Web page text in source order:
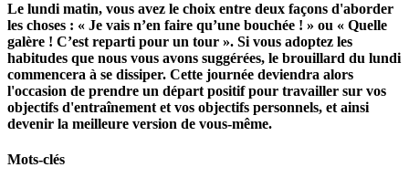
Le lundi matin, vous avez le choix entre deux façons d'aborder
les choses : « Je vais n’en faire qu’une bouchée ! » ou « Quelle
galère ! C’est reparti pour un tour ». Si vous adoptez les
habitudes que nous vous avons suggérées, le brouillard du lundi
commencera à se dissiper. Cette journée deviendra alors
l'occasion de prendre un départ positif pour travailler sur vos
objectifs d'entraînement et vos objectifs personnels, et ainsi
devenir la meilleure version de vous-même.
Mots-clés